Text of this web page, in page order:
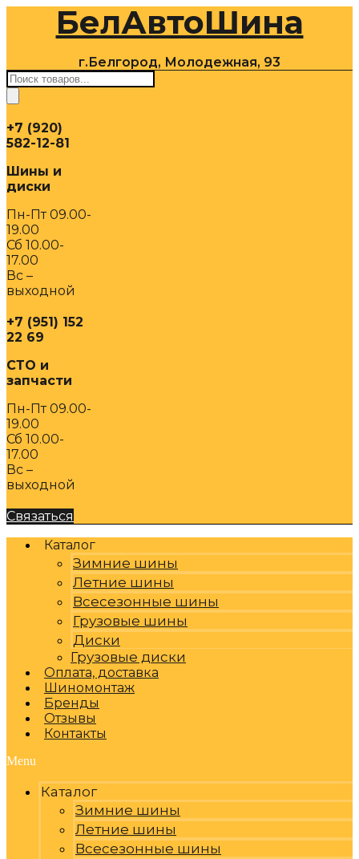
содержимомуБелАвтоШина
г.Белгород, Молодежная, 93
Поиск
товаров
+7 (920)
582-12-81
Шины и
диски
Пн-Пт 09.00-
19.00
Сб 10.00-
17.00
Вс –
выходной
+7 (951) 152
22 69
СТО и
запчасти
Пн-Пт 09.00-
19.00
Сб 10.00-
17.00
Вс –
выходной
Связаться
Каталог
Зимние шины
Летние шины
Всесезонные шины
Грузовые шины
Диски
Грузовые диски
Оплата, доставка
Шиномонтаж
Бренды
Отзывы
Контакты
Menu
Каталог
Зимние шины
Летние шины
Всесезонные шины